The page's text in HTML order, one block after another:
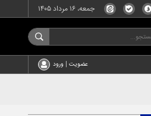
جمعه، ۱۶ مرداد ۱۴۰۵
عضویت | ورود